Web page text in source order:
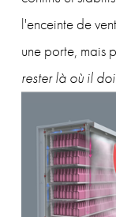
l'enceinte de
rester là où il